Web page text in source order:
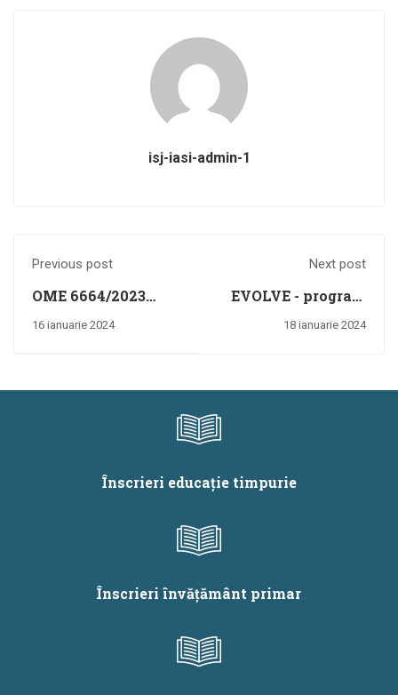
isj-iasi-admin-1
Previous post
OME 6664/2023
Aprobare programe
16 ianuarie 2024
Next post
EVOLVE - program
de dezvoltare a
18 ianuarie 2024
Înscrieri educație timpurie
Înscrieri învățământ primar